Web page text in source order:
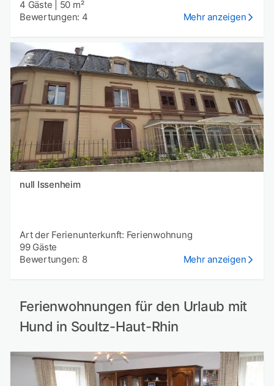
4 Gäste
50 m²
Bewertungen: 4
Mehr anzeigen
null Issenheim
Art der Ferienunterkunft: Ferienwohnung
99 Gäste
Bewertungen: 8
Mehr anzeigen
Ferienwohnungen für den Urlaub mit
Hund in Soultz-Haut-Rhin